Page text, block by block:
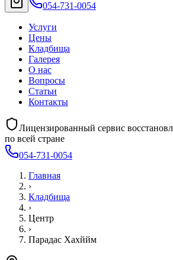
054-731-0054
Услуги
Цены
Кладбища
Галерея
О нас
Вопросы
Статьи
Контакты
Лицензированный сервис
по всей стране
054-731-0054
Главная
›
Кладбища
›
Центр
›
Парадас Хахййм